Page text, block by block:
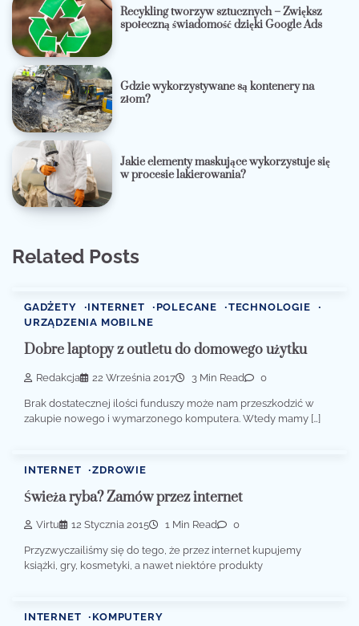
Recykling tworzyw sztucznych – Zwiększ
społeczną świadomość dzięki Google Ads
Gdzie wykorzystywane są kontenery na
złom?
Jakie elementy maskujące wykorzystuje się
w procesie lakierowania?
Related Posts
GADŻETY INTERNET POLECANE
TECHNOLOGIE
URZĄDZENIA MOBILNE
Dobre laptopy z outletu do domowego użytku
Redakcja 22 Września 2017 3 Min Read 0
Brak dostatecznej ilości funduszy może nam przeszkodzić w
zakupie nowego i wymarzonego komputera. Wtedy mamy […]
INTERNET ZDROWIE
Świeża ryba? Zamów przez internet
Virtu 12 Stycznia 2015 1 Min Read 0
Przyzwyczailiśmy się do tego, że przez internet kupujemy
książki, gry, kosmetyki, a nawet niektóre produkty
INTERNET KOMPUTERY